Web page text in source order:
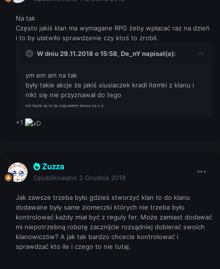
Na tak
Często jakiś klan ma wymagane RPG żeby wpłacać raz na dzień
i to by ułatwiło sprawdzenie czy ktoś to zrobił.
W dniu 29.11.2018 o 15:58, De_nYnapisał(a):
ym em am na tak
były takie akcje że jakiś siusiaczek kradł itemki z klanu i
nikt się nie przyznawał do tego
nie bijcie za to że napisałem słowo na s ;c
+1
Zuzza
Opublikowano 2 Grudnia 2018
Jak zawsze trzeba było gdzieś stworzyć klan to do klanu
dodawane były same ziomeczki których nie trzeba było
kontrolować każdy miał być z reguły fer. Może zamiast dodawać
mi niepotrzebną robotę zacznijcie rozsądniej dobierać swoich
klanowiczów? A jak tak bardzo chcecie kontrolować i
sprawdzać kto ile i czego to nie tutaj.